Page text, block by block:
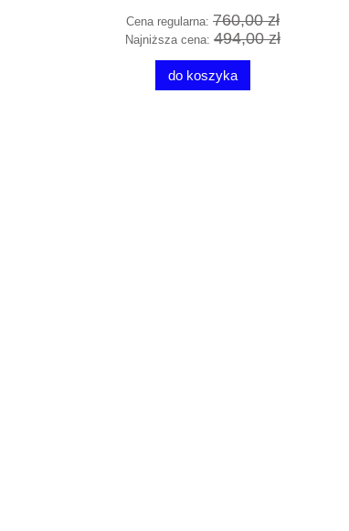
Cena regularna: 760,00 zł
Najniższa cena: 494,00 zł
do koszyka